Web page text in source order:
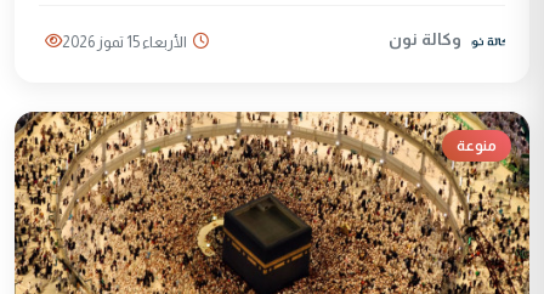
وكالة نون الأربعاء 15 تموز 2026
منوعة